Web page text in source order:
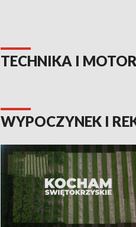
TECHNIKA I
WYPOCZYNEK I